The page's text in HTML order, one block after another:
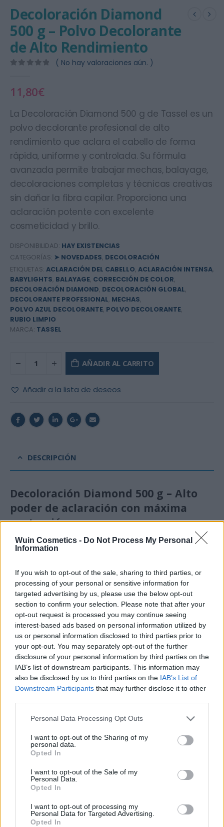
Wuin Cosmetics - Do Not Process My Personal
Information
If you wish to opt-out of the sale, sharing to third parties, or
processing of your personal or sensitive information for
targeted advertising by us, please use the below opt-out
section to confirm your selection. Please note that after your
opt-out request is processed you may continue seeing
interest-based ads based on personal information utilized by
us or personal information disclosed to third parties prior to
your opt-out. You may separately opt-out of the further
disclosure of your personal information by third parties on the
IAB’s list of downstream participants. This information may
also be disclosed by us to third parties on the IAB’s List of
Downstream Participants that may further disclose it to other
Please note that this website/app uses one or more Google
not limited to your visit or usage behaviour. You may click to
grant or deny consent to Google and its third-party tags to
use your data for below specified purposes in below Google
consent section.
Personal Data Processing Opt Outs
I want to opt-out of the Sharing of my
personal data.
Opted In
I want to opt-out of the Sale of my
Personal Data.
Opted In
I want to opt-out of processing my
Personal Data for Targeted Advertising.
Opted In
Decoloración Diamond
500 g – Polvo Decolorante
de Alto Rendimiento
( No hay valoraciones aún. )
11,80€
La Decoloración Diamond 500 g de Tassel es un
polvo decolorante profesional de alto
rendimiento que aclara el cabello de forma
rápida, uniforme y controlada. Su fórmula
avanzada permite trabajar mechas, balayage,
decoloraciones completas y técnicas creativas
sin dañar la fibra capilar. Proporciona una
aclaración potente con excelente
cosmeticidad y brillo.
DISPONIBILIDAD: HAY EXISTENCIAS
CATEGORÍAS: ➤ NOVEDADES, DECOLORACIÓN
ETIQUETAS: ACLARACIÓN DEL CABELLO, ACLARACIÓN INTENSA,
BABYLIGHTS, BALAYAGE, CORRECCIÓN DE COLOR,
DECOLORACIÓN DIAMOND, DECOLORACIÓN GLOBAL,
DECOLORANTE PROFESIONAL, MECHAS,
POLVO AZUL DECOLORANTE, POLVO DECOLORANTE,
RUBIO LIMPIO
MARCA: TASSEL
AÑADIR AL CARRITO
Añadir a la lista de deseos
DESCRIPCIÓN
Decoloración Diamond 500 g – Alto
poder de aclaración con máxima
protección
LaDecoloración Diamond 500 g de Tasseles un polvo
aclaraciones rápidas, limpias y uniformes sin
comprometer la salud del cabello. Su fórmula de última
generación proporciona un alto rendimiento, reduciendo
la agresión y preservando la resistencia de la fibra capilar
incluso en trabajos técnicos intensos.
Este polvo decolorante está indicado paramechas,
balayage, babylights, decoloraciones globales,
barridos de color y técnicas avanzadas, ofreciendo al
profesional una mezcla cremosa, manejable y de gran
adherencia.
Alto poder de aclaración
Menor agresión y mejor cosmeticidad
Textura profesional de mezcla fácil
Reduce el daño y protege la fibra capilar